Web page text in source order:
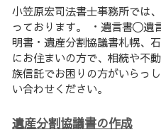
小笠原宏司法書士事務所では
っております。 ・遺言書〇遺
明書・遺産分割協議書札幌、石
にお住まいの方で、相続や不動
族信託でお困りの方がいらっ
い合わせください。
遺産分割協議書の作成